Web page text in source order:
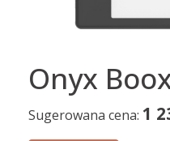
Onyx
Sugerowana cena: 1